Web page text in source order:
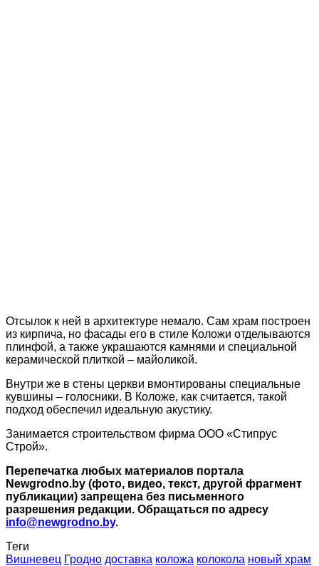
Отсылок к ней в архитектуре немало. Сам храм построен
из кирпича, но фасады его в стиле Коложи отделываются
плинфой, а также украшаются камнями и специальной
керамической плиткой – майоликой.
Внутри же в стены церкви вмонтированы специальные
кувшины – голосники. В Коложе, как считается, такой
подход обеспечил идеальную акустику.
Занимается строительством фирма ООО «Стипрус
Строй».
Перепечатка любых материалов портала
Newgrodno.by (фото, видео, текст, другой фрагмент
публикации) запрещена без письменного
разрешения редакции. Обращаться по адресу
info@newgrodno.by.
Теги
Вишневец Гродно доставка коложа колокола новый храм